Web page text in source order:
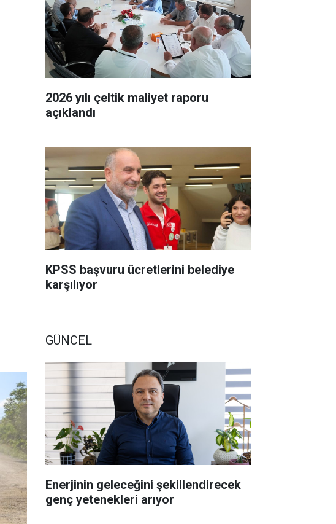
2026 yılı çeltik maliyet raporu
açıklandı
KPSS başvuru ücretlerini belediye
karşılıyor
GÜNCEL
Enerjinin geleceğini şekillendirecek
genç yetenekleri arıyor